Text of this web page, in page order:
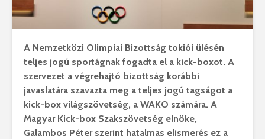
A Nemzetközi Olimpiai Bizottság tokiói ülésén
teljes jogú sportágnak fogadta el a kick-boxot. A
szervezet a végrehajtó bizottság korábbi
javaslatára szavazta meg a teljes jogú tagságot a
kick-box világszövetség, a WAKO számára. A
Magyar Kick-box Szakszövetség elnöke,
Galambos Péter szerint hatalmas elismerés ez a